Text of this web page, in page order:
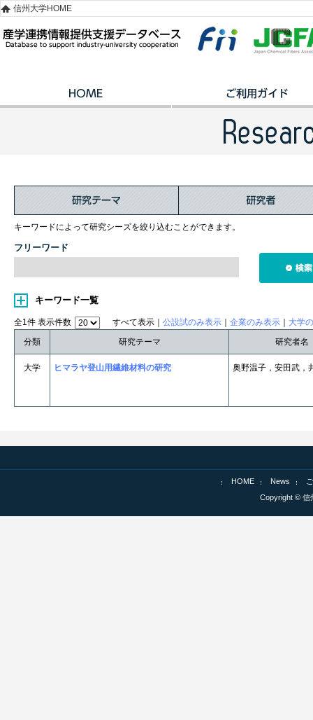
信州大学HOME
キーワードによって研究シーズを絞り込むことができます。
フリーワード
キーワード一覧
全1件 表示件数 すべて表示｜ 公設試のみ表示 企業のみ表示
大学
分類
研究テーマ 研究者名
大学 ヒマラヤ登山用繊維材料の研究 奥野温子，安田武，
HOME News
Copyright © 信